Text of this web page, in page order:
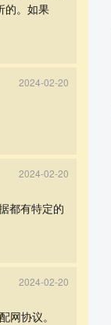
的。如果
2024-02-20
2024-02-20
都有特定的
2024-02-20
网协议。